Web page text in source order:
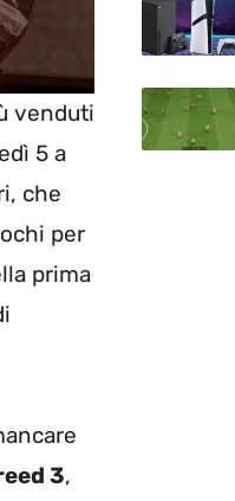
venduti
5 a
che
per
prima
3,